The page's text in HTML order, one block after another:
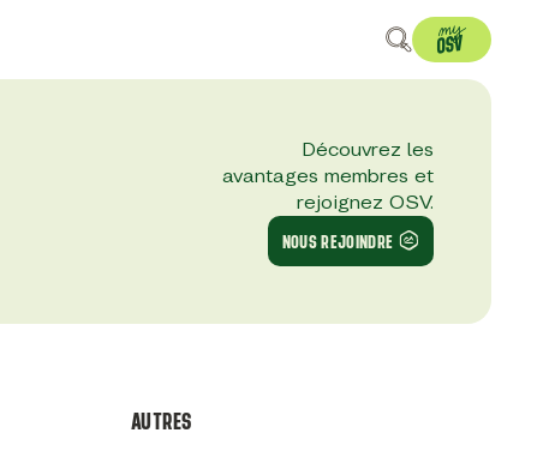
Découvrez les
avantages membres et
rejoignez OSV.
NOUS REJOINDRE
AUTRES